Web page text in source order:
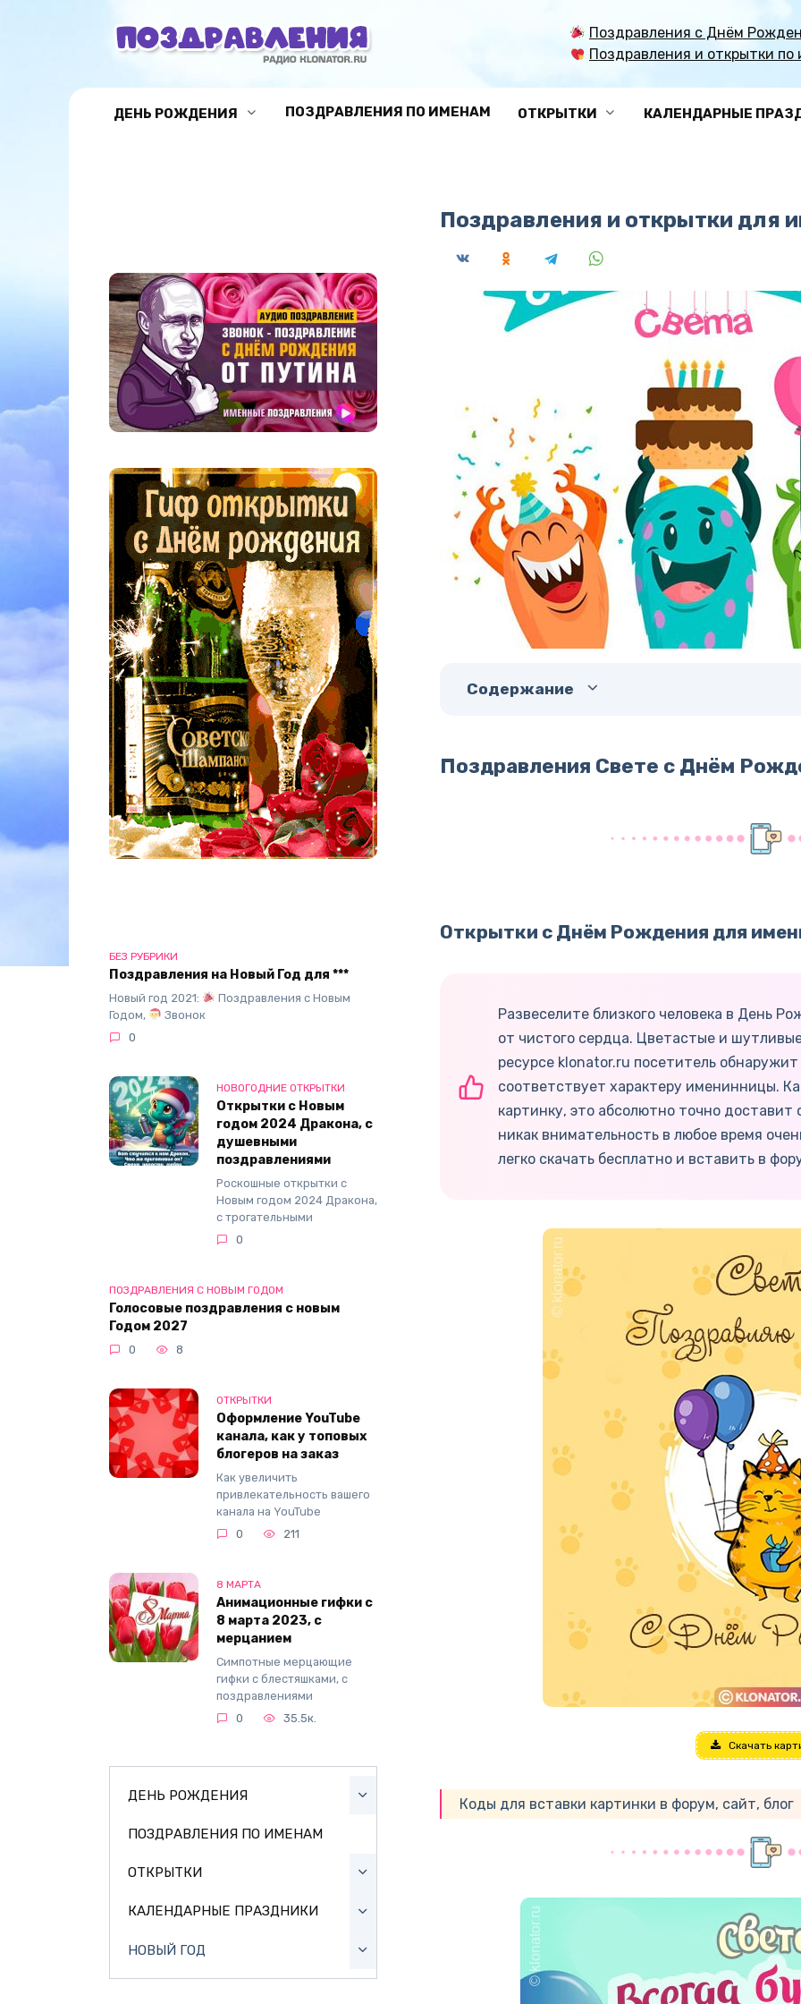
Поздравления с Днём
Поздравления и открытки
ДЕНЬ РОЖДЕНИЯ ПОЗДРАВЛЕНИЯ ПО ИМЕНАМ ОТКРЫТКИ КАЛЕНДАРНЫЕ
Поздравления и открытки для
Содержание
Поздравления Свете с Днём
Открытки с Днём Рождения для
Развеселите близкого человека в День
от чистого сердца. Цветастые и
ресурсе klonator.ru посетитель
соответствует характеру именинницы.
картинку, это абсолютно точно
никак внимательность в любое время
легко скачать бесплатно и вставить в
Скачать
Коды для вставки картинки в форум, сайт, блог
БЕЗ РУБРИКИ
Поздравления на Новый Год для ***
Новый год 2021:
Поздравления с Новым
Годом,
Звонок
0
НОВОГОДНИЕ ОТКРЫТКИ
Открытки с Новым
годом 2024 Дракона, с
душевными
поздравлениями
Роскошные открытки с
Новым годом 2024 Дракона,
с трогательными
0
ПОЗДРАВЛЕНИЯ С НОВЫМ ГОДОМ
Голосовые поздравления с новым
Годом 2027
0 8
ОТКРЫТКИ
Оформление YouTube
канала, как у топовых
блогеров на заказ
Как увеличить
привлекательность вашего
канала на YouTube
0
211
8 МАРТА
Анимационные гифки с
8 марта 2023, с
мерцанием
Симпотные мерцающие
гифки с блестяшками, с
поздравлениями
0
35.5к.
ДЕНЬ РОЖДЕНИЯ
ПОЗДРАВЛЕНИЯ ПО ИМЕНАМ
ОТКРЫТКИ
КАЛЕНДАРНЫЕ ПРАЗДНИКИ
НОВЫЙ ГОД